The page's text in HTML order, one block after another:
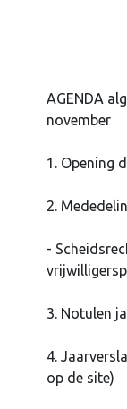
AGENDA
november
1. Opening
2.
-
3. Notulen
4.
op de site)